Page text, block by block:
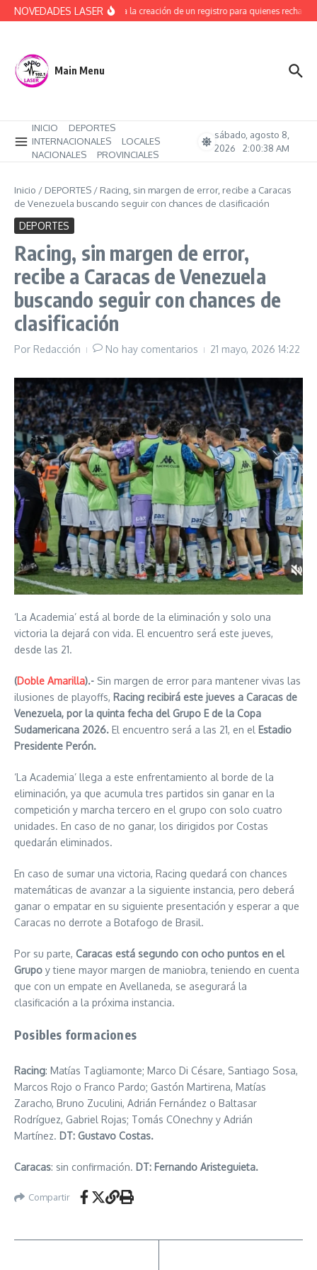
Saltar al contenido
NOVEDADES LASERAvanza la creación de un registro para quienes rechacen
Main Menu
INICIO
DEPORTES
INTERNACIONALES
LOCALES
NACIONALES
PROVINCIALES
sábado, agosto 8,
2026
2:00:38 AM
Inicio / DEPORTES / Racing, sin margen de error, recibe a Caracas
de Venezuela buscando seguir con chances de clasificación
DEPORTES
Racing, sin margen de error,
recibe a Caracas de Venezuela
buscando seguir con chances de
clasificación
Por Redacción No hay comentarios 21 mayo, 2026 14:22
‘La Academia’ está al borde de la eliminación y solo una
victoria la dejará con vida. El encuentro será este jueves,
desde las 21.
(Doble Amarilla).- Sin margen de error para mantener vivas las
ilusiones de playoffs, Racing recibirá este jueves a Caracas de
Venezuela, por la quinta fecha del Grupo E de la Copa
Sudamericana 2026. El encuentro será a las 21, en el Estadio
Presidente Perón.
‘La Academia’ llega a este enfrentamiento al borde de la
eliminación, ya que acumula tres partidos sin ganar en la
competición y marcha tercero en el grupo con solo cuatro
unidades. En caso de no ganar, los dirigidos por Costas
quedarán eliminados.
En caso de sumar una victoria, Racing quedará con chances
matemáticas de avanzar a la siguiente instancia, pero deberá
ganar o empatar en su siguiente presentación y esperar a que
Caracas no derrote a Botafogo de Brasil.
Por su parte, Caracas está segundo con ocho puntos en el
Grupo y tiene mayor margen de maniobra, teniendo en cuenta
que con un empate en Avellaneda, se asegurará la
clasificación a la próxima instancia.
Posibles formaciones
Racing: Matías Tagliamonte; Marco Di Césare, Santiago Sosa,
Marcos Rojo o Franco Pardo; Gastón Martirena, Matías
Zaracho, Bruno Zuculini, Adrián Fernández o Baltasar
Rodríguez, Gabriel Rojas; Tomás COnechny y Adrián
Martínez. DT: Gustavo Costas.
Caracas: sin confirmación. DT: Fernando Aristeguieta.
Compartir